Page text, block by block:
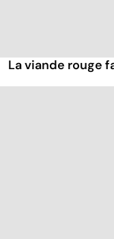
La viande rouge